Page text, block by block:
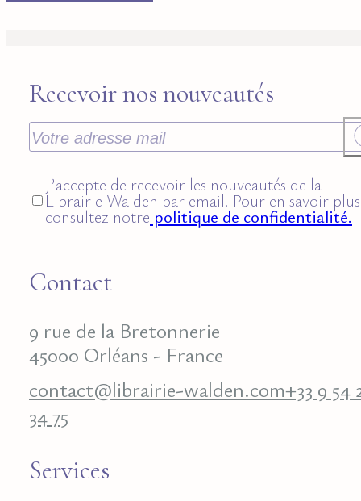
Recevoir nos nouveautés
J’accepte de recevoir les nouveautés de la
Librairie Walden par email. Pour en savoir
consultez notre politique de confidentialité.
Contact
9 rue de la Bretonnerie
45000 Orléans - France
contact@librairie-walden.com+33 9 54
34 75
Services